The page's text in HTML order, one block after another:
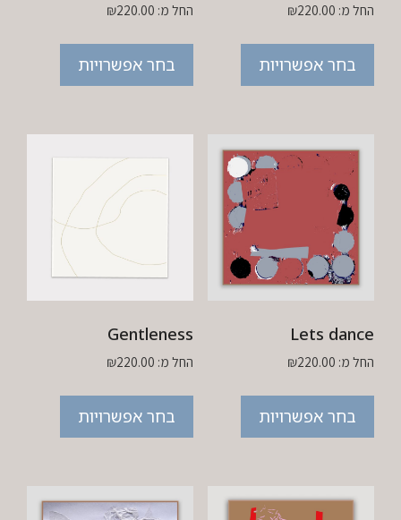
החל מ: ₪220.00
בחר אפשרויות
החל מ: ₪220.00
בחר אפשרויות
Lets dance
החל מ: ₪220.00
בחר אפשרויות
Gentleness
החל מ: ₪220.00
בחר אפשרויות